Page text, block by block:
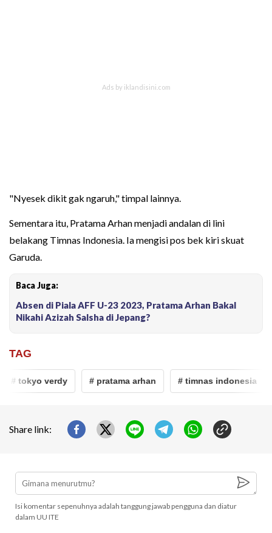
"Nyesek dikit gak ngaruh," timpal lainnya.
Sementara itu, Pratama Arhan menjadi andalan di lini
belakang Timnas Indonesia. Ia mengisi pos bek kiri skuat
Garuda.
Baca Juga:
Absen di Piala AFF U-23 2023, Pratama Arhan Bakal
Nikahi Azizah Salsha di Jepang?
TAG
# tokyo verdy # pratama arhan # timnas indonesia
Share link:
Isi komentar sepenuhnya adalah tanggung jawab pengguna dan diatur
dalam UU ITE